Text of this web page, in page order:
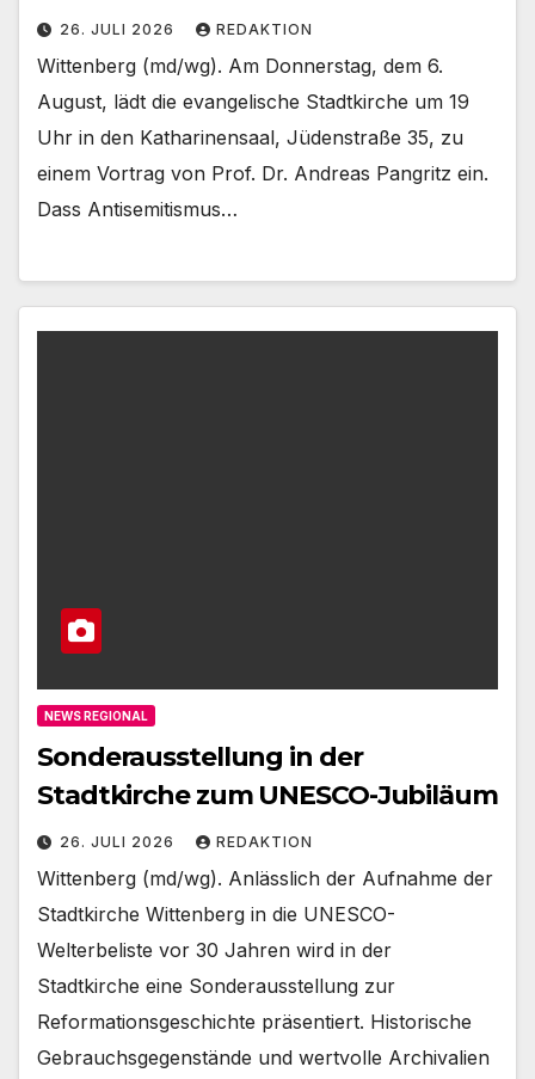
26. JULI 2026 REDAKTION
Wittenberg (md/wg). Am Donnerstag, dem 6.
August, lädt die evangelische Stadtkirche um 19
Uhr in den Katharinensaal, Jüdenstraße 35, zu
einem Vortrag von Prof. Dr. Andreas Pangritz ein.
Dass Antisemitismus…
NEWS REGIONAL
Sonderausstellung in der
Stadtkirche zum UNESCO-Jubiläum
26. JULI 2026 REDAKTION
Wittenberg (md/wg). Anlässlich der Aufnahme der
Stadtkirche Wittenberg in die UNESCO-
Welterbeliste vor 30 Jahren wird in der
Stadtkirche eine Sonderausstellung zur
Reformationsgeschichte präsentiert. Historische
Gebrauchsgegenstände und wertvolle Archivalien